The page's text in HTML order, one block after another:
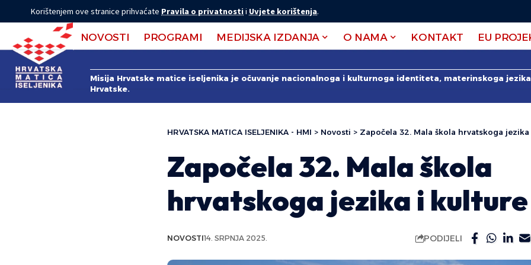
Korištenjem ove stranice prihvaćate Pravila o privatnostii Uvjete korištenja.
NOVOSTI PROGRAMI MEDIJSKA IZDANJA O NAMA KONTAKT EU
Misija Hrvatske matice iseljenika je očuvanje nacionalnoga i kulturnoga identiteta, materinskoga
Hrvatske.
HRVATSKA MATICA ISELJENIKA - HMI > Novosti > Započela 32. Mala škola hrvatskoga
Započela 32. Mala škola
hrvatskoga jezika i kulture
NOVOSTI14. SRPNJA 2025. PODIJELI